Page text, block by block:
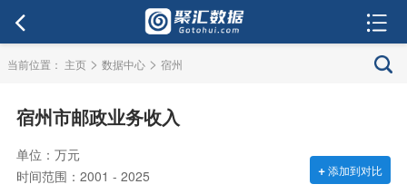
当前位置： 主页 > 数据中心 > 宿州
宿州市邮政业务收入
单位：万元
时间范围：2001 - 2025
+添加到对比